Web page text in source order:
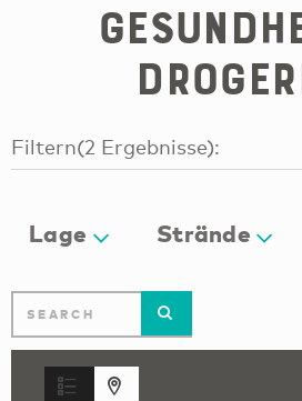
Filtern(2 Ergebnisse):
Lage Strände